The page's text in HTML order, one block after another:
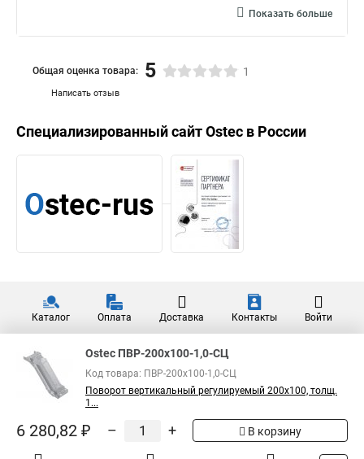
Показать больше
Написать отзыв
Общая оценка товара: 5 1
Специализированный сайтOstec в России
Каталог Оплата Доставка Контакты Войти
Ostec ПВР-200х100-1,0-СЦ
Код товара: ПВР-200х100-1,0-СЦ
Поворот вертикальный регулируемый 200х100, толщ.
1...
6 280,82 ₽ – + В корзину